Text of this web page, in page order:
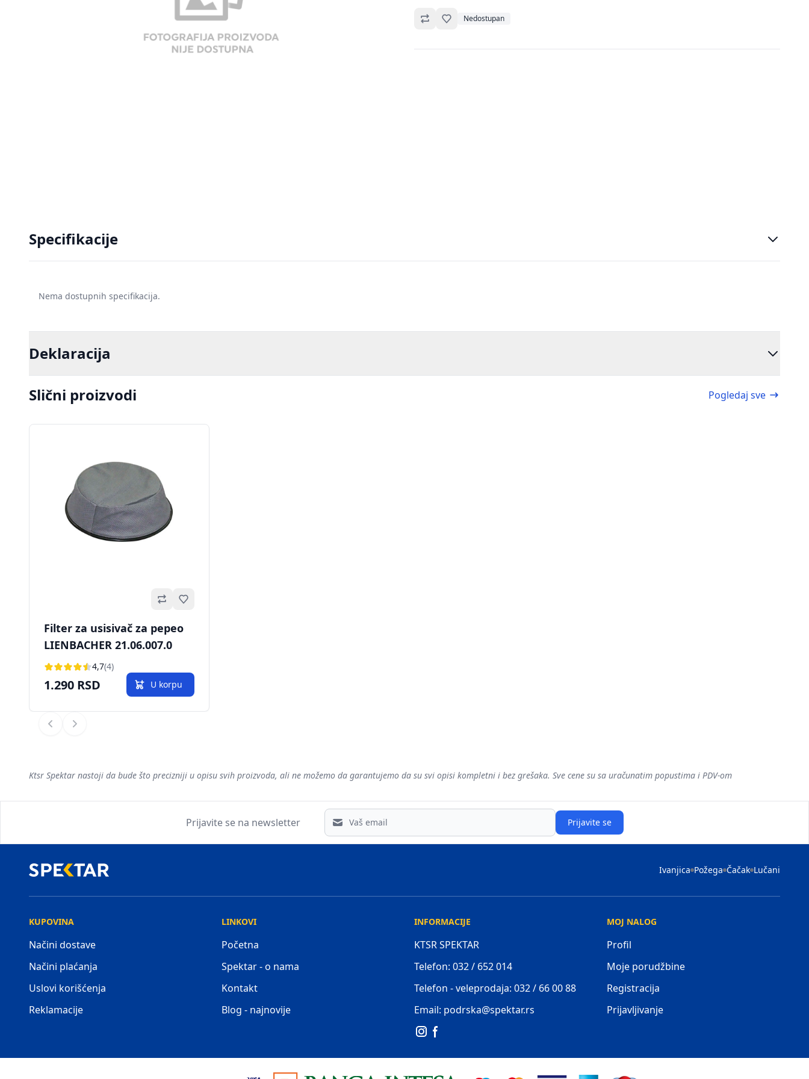
Omiljeno
Nedostupan
Specifikacije
Nema dostupnih specifikacija.
Deklaracija
Slični proizvodi Pogledaj sve
Omiljeno
Filter za usisivač za pepeo
LIENBACHER 21.06.007.0
4,7(4)
1.290 RSD U korpu
Prethodni
Sledeći
Ktsr Spektar nastoji da bude što precizniji u opisu svih proizvoda, ali ne možemo da garantujemo da su svi opisi kompletni i bez grešaka. Sve cene su sa uračunatim popustima i PDV-om
Prijavite se na newsletter
Email address
Prijavite se
Ivanjica Požega Čačak Lučani
KUPOVINA
Načini dostave
Načini plaćanja
Uslovi korišćenja
Reklamacije
LINKOVI
Početna
Spektar - o nama
Kontakt
Blog - najnovije
INFORMACIJE
KTSR SPEKTAR
Telefon: 032 / 652 014
Telefon - veleprodaja: 032 / 66 00 88
Email: podrska@spektar.rs
MOJ NALOG
Profil
Moje porudžbine
Registracija
Prijavljivanje